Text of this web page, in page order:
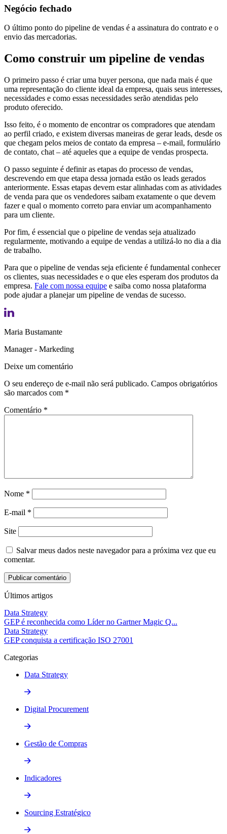
Negócio fechado
O último ponto do pipeline de vendas é a assinatura do contrato e o
envio das mercadorias.
Como construir um pipeline de vendas
O primeiro passo é criar uma buyer persona, que nada mais é que
uma representação do cliente ideal da empresa, quais seus interesses,
necessidades e como essas necessidades serão atendidas pelo
produto oferecido.
Isso feito, é o momento de encontrar os compradores que atendam
ao perfil criado, e existem diversas maneiras de gerar leads, desde os
que chegam pelos meios de contato da empresa – e-mail, formulário
de contato, chat – até aqueles que a equipe de vendas prospecta.
O passo seguinte é definir as etapas do processo de vendas,
descrevendo em que etapa dessa jornada estão os leads gerados
anteriormente. Essas etapas devem estar alinhadas com as atividades
de venda para que os vendedores saibam exatamente o que devem
fazer e qual o momento correto para enviar um acompanhamento
para um cliente.
Por fim, é essencial que o pipeline de vendas seja atualizado
regularmente, motivando a equipe de vendas a utilizá-lo no dia a dia
de trabalho.
Para que o pipeline de vendas seja eficiente é fundamental conhecer
os clientes, suas necessidades e o que eles esperam dos produtos da
empresa. Fale com nossa equipe e saiba como nossa plataforma
pode ajudar a planejar um pipeline de vendas de sucesso.
Maria Bustamante
Manager - Markeding
Deixe um comentário
O seu endereço de e-mail não será publicado. Campos obrigatórios
são marcados com *
Comentário *
Nome *
E-mail *
Site
Salvar meus dados neste navegador para a próxima vez que eu
comentar.
Últimos artigos
Data Strategy
GEP é reconhecida como Líder no Gartner Magic Q...
Data Strategy
GEP conquista a certificação ISO 27001
Categorias
Data Strategy
Digital Procurement
Gestão de Compras
Indicadores
Sourcing Estratégico